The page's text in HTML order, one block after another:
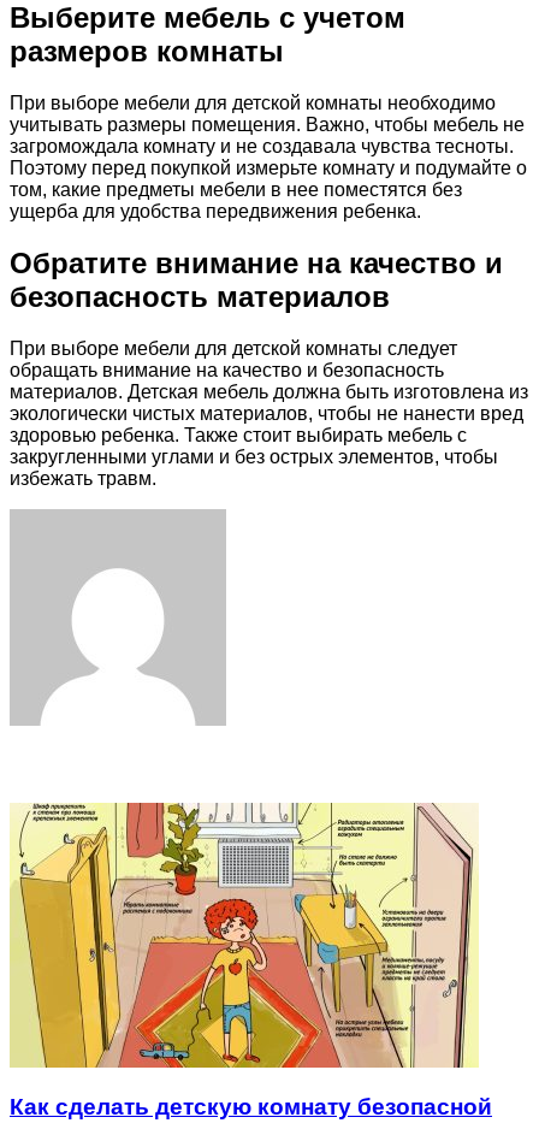
Выберите мебель с учетом
размеров комнаты
При выборе мебели для детской комнаты необходимо
учитывать размеры помещения. Важно, чтобы мебель не
загромождала комнату и не создавала чувства тесноты.
Поэтому перед покупкой измерьте комнату и подумайте о
том, какие предметы мебели в нее поместятся без
ущерба для удобства передвижения ребенка.
Обратите внимание на качество и
безопасность материалов
При выборе мебели для детской комнаты следует
обращать внимание на качество и безопасность
материалов. Детская мебель должна быть изготовлена из
экологически чистых материалов, чтобы не нанести вред
здоровью ребенка. Также стоит выбирать мебель с
закругленными углами и без острых элементов, чтобы
избежать травм.
Как сделать детскую комнату безопасной